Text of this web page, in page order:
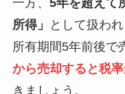
一方、 5年を超えて
所得」
として扱わ
所有期間5年前後で
から売却すると税
きましょう。